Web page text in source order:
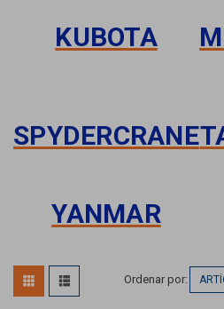
KUBOTA
SPYDERCRANE
YANMAR
Ordenar por: